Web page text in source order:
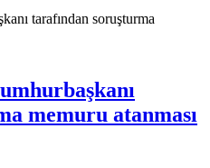
memuru atanması